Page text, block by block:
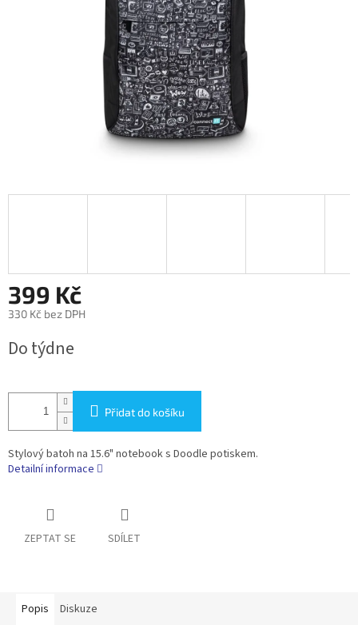
399 Kč
330 Kč bez DPH
cena:
Do týdne
Přidat do košíku
Stylový batoh na 15.6" notebook s Doodle potiskem.
Detailní informace
ZEPTAT SE SDÍLET
Popis Diskuze